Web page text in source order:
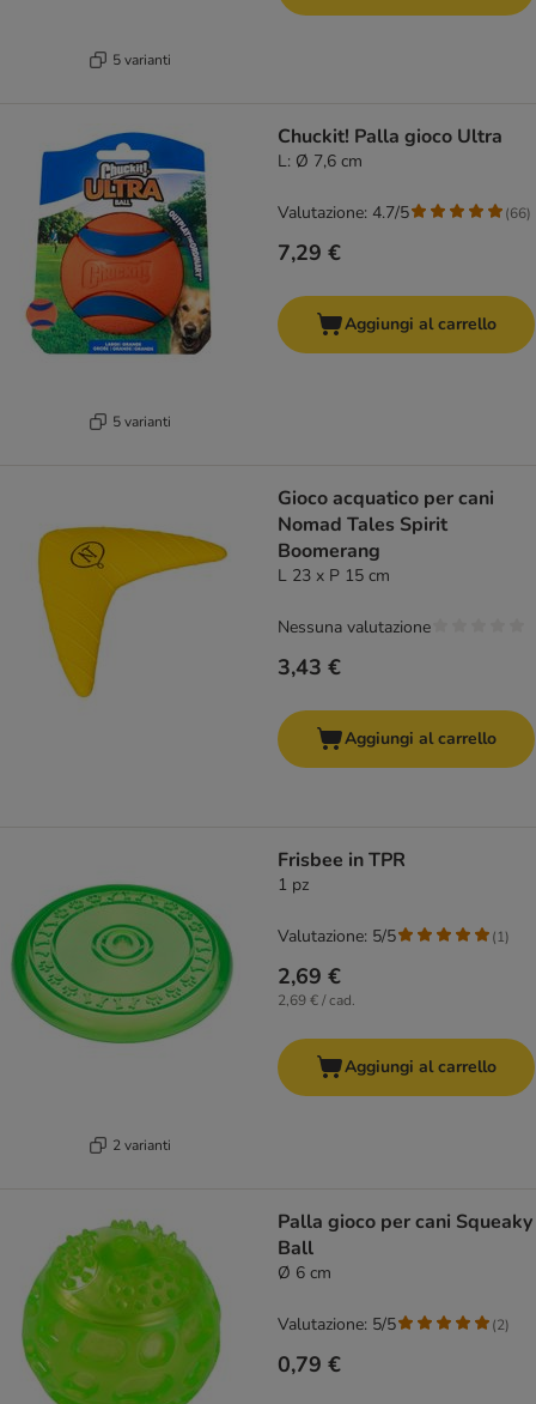
5 varianti
5 varianti
Chuckit! Palla gioco Ultra
L: Ø 7,6 cm
7,29 €
Valutazione: 4.7/5 (66)
Aggiungi al carrello
Gioco acquatico per cani
Nomad Tales Spirit
Boomerang
L 23 x P 15 cm
3,43 €
Nessuna valutazione
Aggiungi al carrello
2 varianti
Frisbee in TPR
1 pz
2,69 €
2,69 € / cad.
Valutazione: 5/5 (1)
Aggiungi al carrello
Palla gioco per cani Squeaky
Ball
Ø 6 cm
0,79 €
Valutazione: 5/5 (2)